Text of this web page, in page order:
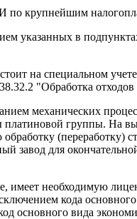
по крупнейшим
указанных в
на специальном
"Обработка
механических
платиновой группы. На
(переработку)
завод для
имеет необходимую
кода
вида